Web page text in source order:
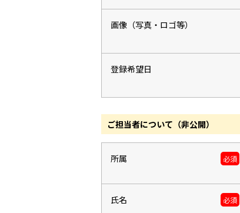
画像（写真・ロゴ等）
登録希望日
ご担当者について（非公開）
所属 必須
氏名 必須